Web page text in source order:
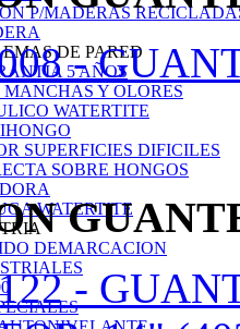
P/MADERAS
DE PARED
5 AÑOS
Y OLORES
WATERTITE
SUPERFICIES DIFICILES
SOBRE HONGOS
WATERTITE
DEMARCACION
-
-